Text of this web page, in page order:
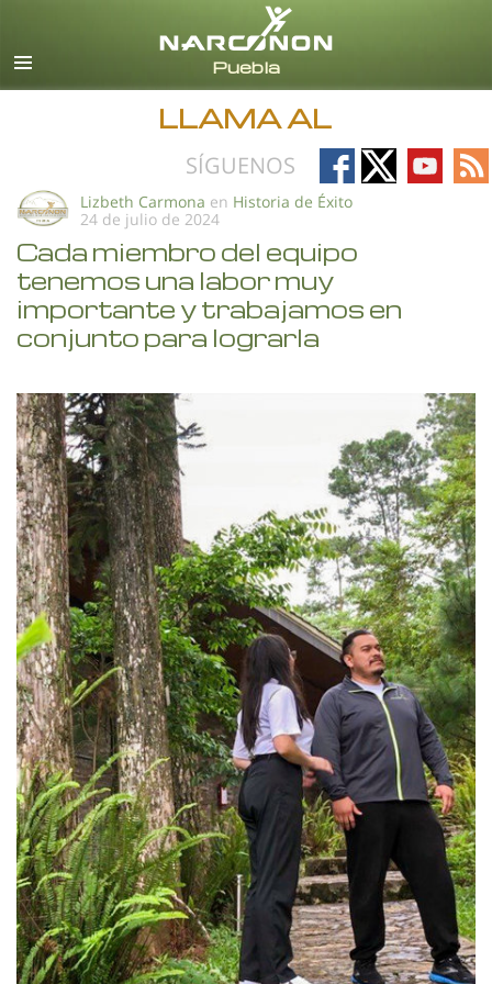
Español
Todas las Regiones/Idiomas
LLAMA AL
SÍGUENOS
Follow
on
Follow
on
Follow
on
on
Lizbeth Carmona en Historia de Éxito
24 de julio de 2024
Cada miembro del equipo
tenemos una labor muy
importante y trabajamos en
conjunto para lograrla